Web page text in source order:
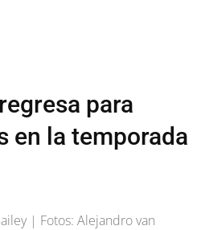
para
en la temporada
| Fotos: Alejandro van